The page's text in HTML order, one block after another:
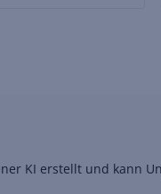
KI erstellt und kann